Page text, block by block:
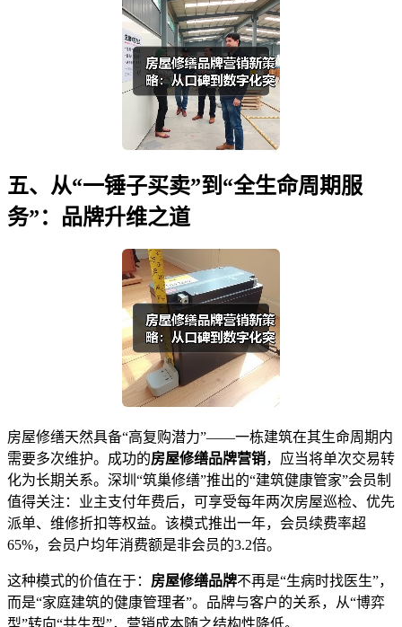
五、从“一锤子买卖”到“全生命周期服
务”：品牌升维之道
房屋修缮天然具备“高复购潜力”——一栋建筑在其生命周期内
需要多次维护。成功的房屋修缮品牌营销，应当将单次交易转
化为长期关系。深圳“筑巢修缮”推出的“建筑健康管家”会员制
值得关注：业主支付年费后，可享受每年两次房屋巡检、优先
派单、维修折扣等权益。该模式推出一年，会员续费率超
65%，会员户均年消费额是非会员的3.2倍。
这种模式的价值在于： 房屋修缮品牌不再是“生病时找医生”，
而是“家庭建筑的健康管理者”。品牌与客户的关系，从“博弈
型”转向“共生型”，营销成本随之结构性降低。